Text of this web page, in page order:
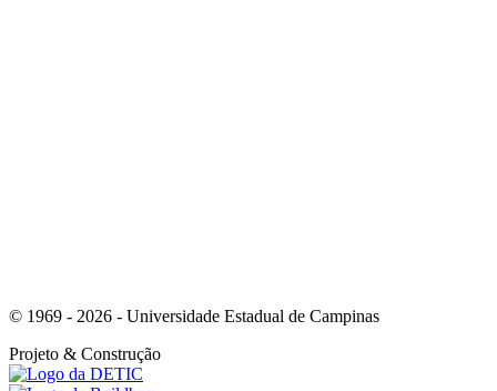
© 1969 - 2026 - Universidade Estadual de Campinas
Projeto & Construção